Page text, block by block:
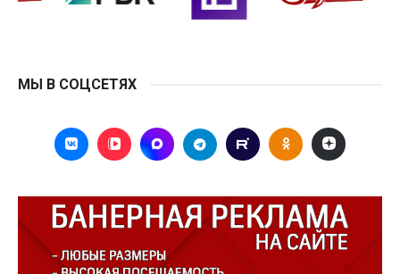
МЫ В СОЦСЕТЯХ